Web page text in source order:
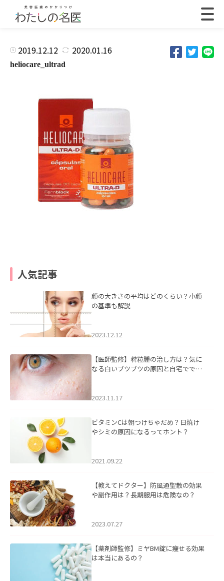
2019.12.12 2020.01.16
heliocare_ultrad
人気記事
顔の大きさの平均はどのくらい？小顔
の基準も解説
2023.12.12
【医師監修】稗粒腫の治し方は？気に
なる白いブツブツの原因と自宅ででき
2023.11.17
ビタミンCは朝つけちゃだめ？日焼け
やシミの原因になるってホント？
2021.09.22
【教えてドクター】防風通聖散の効果
や副作用は？長期服用は危険なの？
2023.07.27
【薬剤師監修】ミヤBM錠に痩せる効果
は本当にあるの？